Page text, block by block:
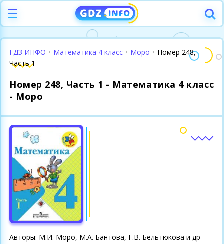
ГДЗ ИНФО • Математика 4 класс • Моро • Номер 248,
Часть 1
Номер 248, Часть 1 - Математика 4 класс
- Моро
Авторы: М.И. Моро, М.А. Бантова, Г.В. Бельтюкова и др